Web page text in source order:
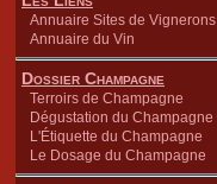
Annuaire Sites de Vignerons
Annuaire du Vin
Dossier Champagne
Terroirs de Champagne
Dégustation du Champagne
L'Étiquette du Champagne
Le Dosage du Champagne